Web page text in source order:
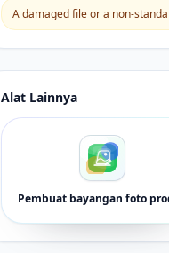
A damaged file or a non-
Alat Lainnya
Pembuat bayangan foto